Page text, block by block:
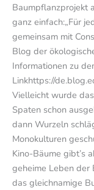
Baumpflanzprojekt
ganz einfach:„Für
gemeinsam mit
Blog der
Informationen zu
Linkhttps://
Vielleicht wurde
Spaten schon
dann Wurzeln
Monokulturen
Kino-Bäume gibt’s
geheime Leben der
das gleichnamige